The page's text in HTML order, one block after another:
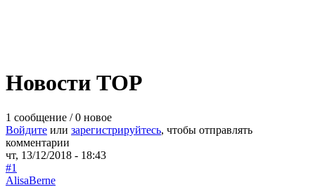
Новости ТОР
1 сообщение / 0 новое
Войдите или зарегистрируйтесь, чтобы отправлять
комментарии
чт, 13/12/2018 - 18:43
#1
AlisaBerne